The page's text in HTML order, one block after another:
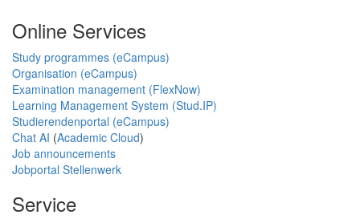
Online Services
Study programmes (eCampus)
Organisation (eCampus)
Examination management (FlexNow)
Learning Management System (Stud.IP)
Studierendenportal (eCampus)
Chat AI (Academic Cloud)
Job announcements
Jobportal Stellenwerk
Service